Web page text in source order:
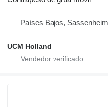
Países Bajos, Sassenheim
UCM Holland